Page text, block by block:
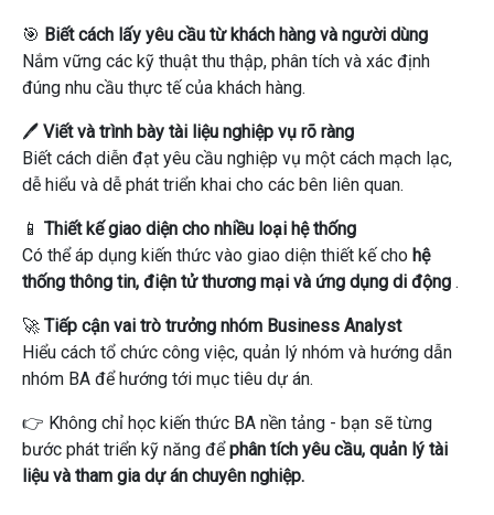
🎯 Biết cách lấy yêu cầu từ khách hàng và người dùng
Nắm vững các kỹ thuật thu thập, phân tích và xác định
đúng nhu cầu thực tế của khách hàng.
🖊 Viết và trình bày tài liệu nghiệp vụ rõ ràng
Biết cách diễn đạt yêu cầu nghiệp vụ một cách mạch lạc,
dễ hiểu và dễ phát triển khai cho các bên liên quan.
📱 Thiết kế giao diện cho nhiều loại hệ thống
Có thể áp dụng kiến ​​thức vào giao diện thiết kế cho hệ
thống thông tin, điện tử thương mại và ứng dụng di động .
🚀 Tiếp cận vai trò trưởng nhóm Business Analyst
Hiểu cách tổ chức công việc, quản lý nhóm và hướng dẫn
nhóm BA để hướng tới mục tiêu dự án.
👉 Không chỉ học kiến ​​thức BA nền tảng - bạn sẽ từng
bước phát triển kỹ năng đểphân tích yêu cầu, quản lý tài
liệu và tham gia dự án chuyên nghiệp.